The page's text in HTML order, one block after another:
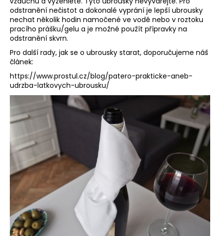
odstranění nečistot a dokonalé vyprání je lepší ubrousky
nechat několik hodin namočené ve vodě nebo v roztoku
pracího prášku/gelu a je možné použít přípravky na
odstranění skvrn.
Pro další rady, jak se o ubrousky starat, doporučujeme náš
článek:
https://www.prostul.cz/blog/patero-prakticke-aneb-
udrzba-latkovych-ubrousku/